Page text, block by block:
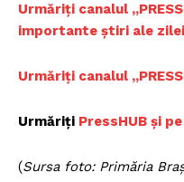
Urmăriți canalul
importante știri ale
Urmăriți canalul
Urmăriți PressHUB și
(Sursa foto: Primăria